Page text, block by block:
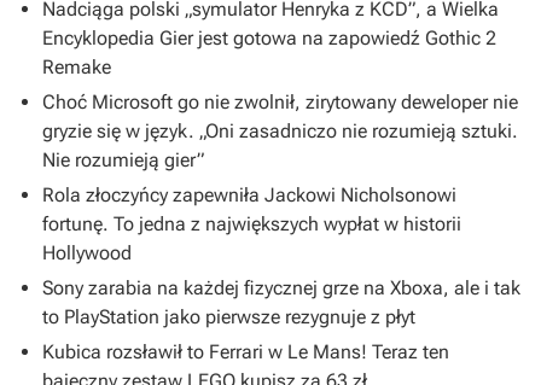
Nadciąga polski „symulator Henryka z KCD”, a Wielka
Encyklopedia Gier jest gotowa na zapowiedź Gothic 2
Remake
Choć Microsoft go nie zwolnił, zirytowany deweloper nie
gryzie się w język. „Oni zasadniczo nie rozumieją sztuki.
Nie rozumieją gier”
Rola złoczyńcy zapewniła Jackowi Nicholsonowi
fortunę. To jedna z największych wypłat w historii
Hollywood
Sony zarabia na każdej fizycznej grze na Xboxa, ale i tak
to PlayStation jako pierwsze rezygnuje z płyt
Kubica rozsławił to Ferrari w Le Mans! Teraz ten